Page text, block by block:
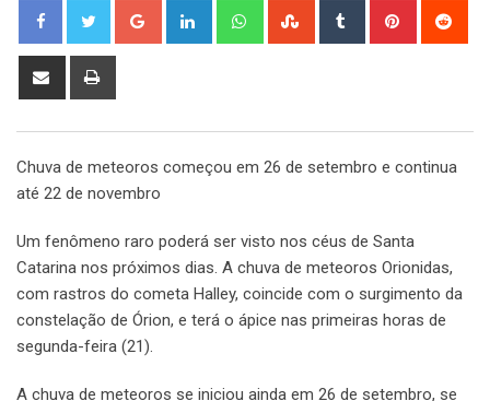
Google+ LinkedIn WhatsappStumbleUpon
Tumblr Pinterest
Share
Chuva de meteoros começou em 26 de setembro e continua
até 22 de novembro
Um fenômeno raro poderá ser visto nos céus de Santa
Catarina nos próximos dias. A chuva de meteoros Orionidas,
com rastros do cometa Halley, coincide com o surgimento da
constelação de Órion, e terá o ápice nas primeiras horas de
segunda-feira (21).
A chuva de meteoros se iniciou ainda em 26 de setembro, se